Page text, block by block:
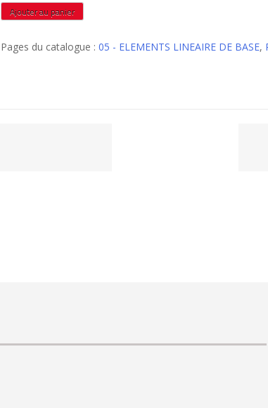
quantité
de
Ajouter au panier
Pages du catalogue : 05 - ELEMENTS LINEAIRE DE BASE,